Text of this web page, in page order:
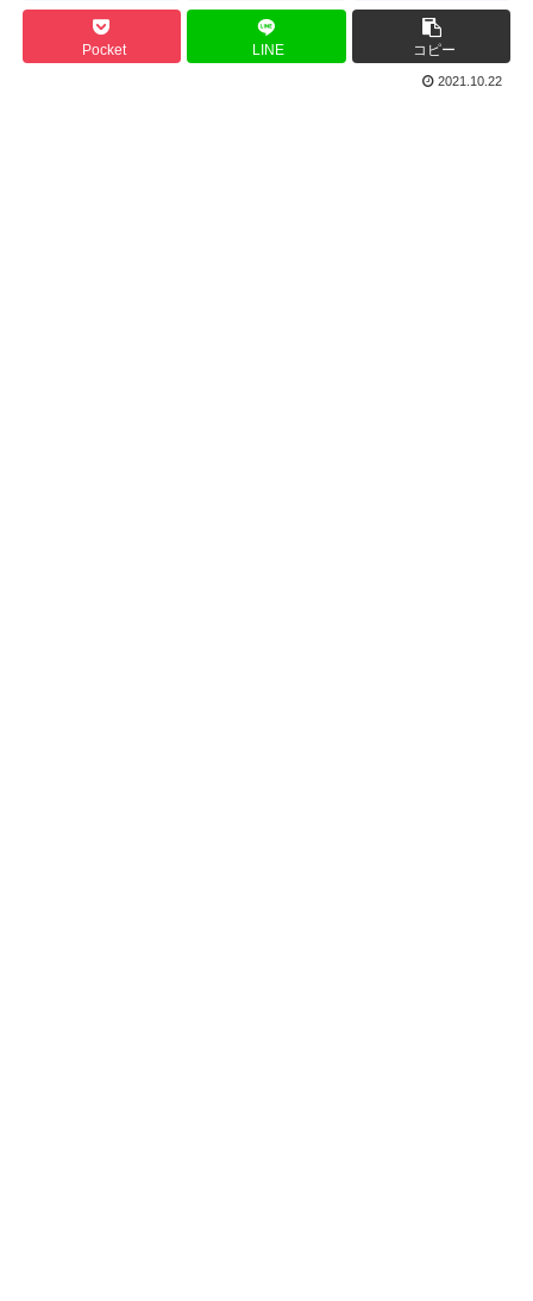
Pocket LINE コピー
2021.10.22